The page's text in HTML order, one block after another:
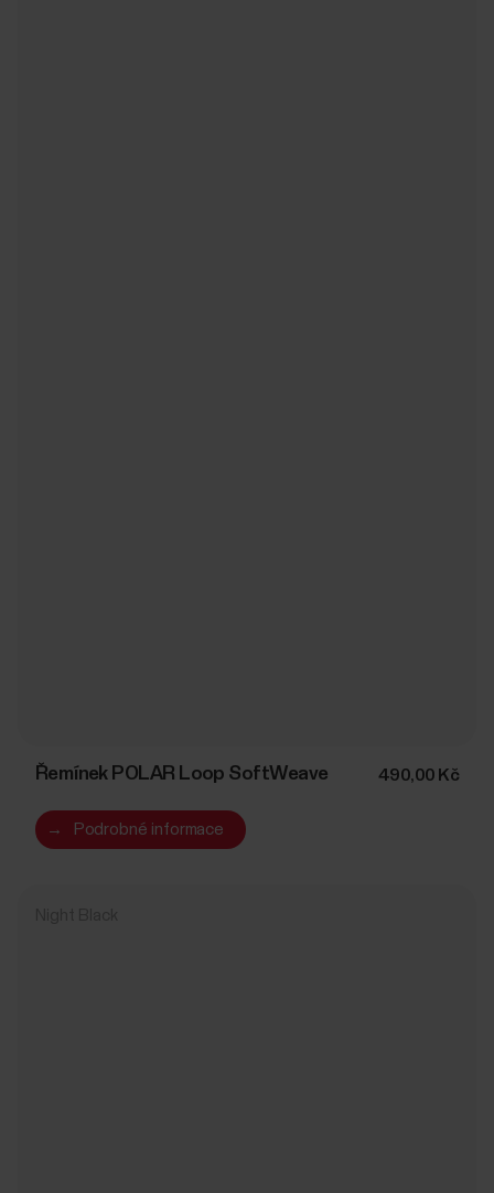
Řemínek POLAR Loop SoftWeave 490,00 Kč
→ Podrobné informace